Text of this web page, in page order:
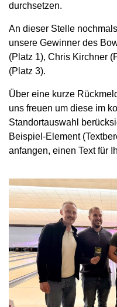
durchsetzen.
An dieser Stelle
unsere Gewinner des
(Platz 1), Chris Kirchner
(Platz 3).
Über eine kurze
uns freuen um diese im
Standortauswahl
Beispiel-Element
anfangen, einen Text für